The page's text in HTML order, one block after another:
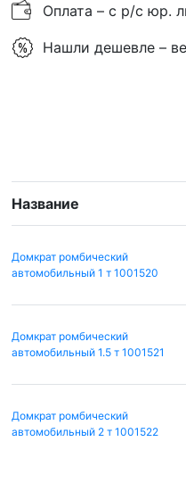
Оплата – с р/с юр.
Нашли дешевле –
Название
Домкрат ромбический
автомобильный 1 т 1001520
Домкрат ромбический
автомобильный 1.5 т 1001521
Домкрат ромбический
автомобильный 2 т 1001522